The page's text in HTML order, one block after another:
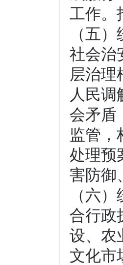
工作。
（五
社会治
层治理
人民调
会矛盾
监管，
处理预
害防御
（六
合行政
设、农
文化市